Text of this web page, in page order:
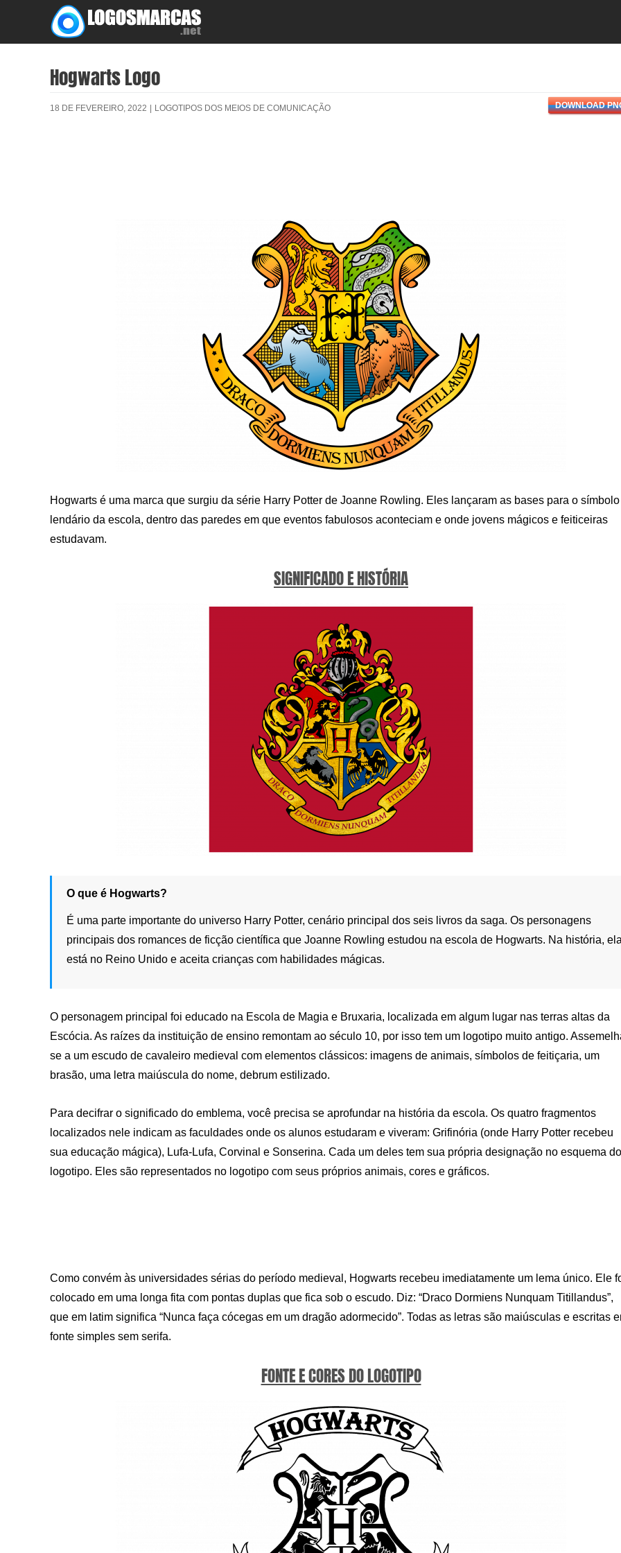
content
Hogwarts Logo
18 DE FEVEREIRO, 2022 | LOGOTIPOS DOS MEIOS DE COMUNICAÇÃO DOWNLOAD
Hogwarts é uma marca que surgiu da série Harry Potter de Joanne Rowling. Eles lançaram as bases para o símbolo
lendário da escola, dentro das paredes em que eventos fabulosos aconteciam e onde jovens mágicos e feiticeiras
estudavam.
SIGNIFICADO E HISTÓRIA
O que é Hogwarts?
É uma parte importante do universo Harry Potter, cenário principal dos seis livros da saga. Os personagens
principais dos romances de ficção científica que Joanne Rowling estudou na escola de Hogwarts. Na história, ela
está no Reino Unido e aceita crianças com habilidades mágicas.
O personagem principal foi educado na Escola de Magia e Bruxaria, localizada em algum lugar nas terras altas da
Escócia. As raízes da instituição de ensino remontam ao século 10, por isso tem um logotipo muito antigo.
se a um escudo de cavaleiro medieval com elementos clássicos: imagens de animais, símbolos de feitiçaria, um
brasão, uma letra maiúscula do nome, debrum estilizado.
Para decifrar o significado do emblema, você precisa se aprofundar na história da escola. Os quatro fragmentos
localizados nele indicam as faculdades onde os alunos estudaram e viveram: Grifinória (onde Harry Potter recebeu
sua educação mágica), Lufa-Lufa, Corvinal e Sonserina. Cada um deles tem sua própria designação no esquema do
logotipo. Eles são representados no logotipo com seus próprios animais, cores e gráficos.
Como convém às universidades sérias do período medieval, Hogwarts recebeu imediatamente um lema único. Ele
colocado em uma longa fita com pontas duplas que fica sob o escudo. Diz: “Draco Dormiens Nunquam Titillandus”,
que em latim significa “Nunca faça cócegas em um dragão adormecido”. Todas as letras são maiúsculas e escritas
fonte simples sem serifa.
FONTE E CORES DO LOGOTIPO